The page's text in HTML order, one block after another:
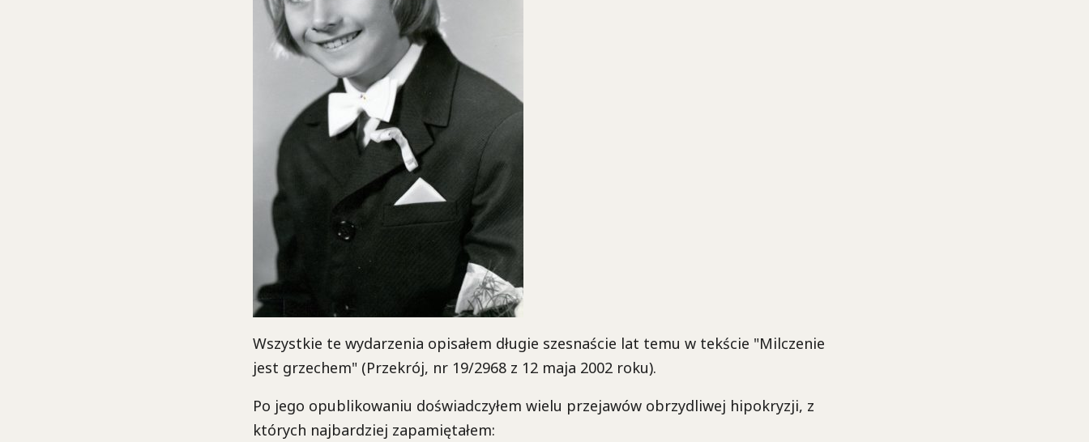
Wszystkie te wydarzenia opisałem długie szesnaście lat temu w tekście "Milczenie
jest grzechem" (Przekrój, nr 19/2968 z 12 maja 2002 roku).
Po jego opublikowaniu doświadczyłem wielu przejawów obrzydliwej hipokryzji, z
których najbardziej zapamiętałem: